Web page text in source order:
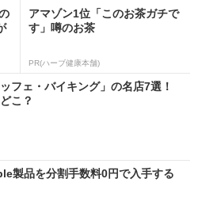
アマゾン1位「このお茶ガチで
す」噂のお茶
PR(ハーブ健康本舗)
フェ・バイキング」の名店7選！
こ？
製品を分割手数料0円で入手する